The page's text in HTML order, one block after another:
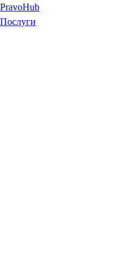
PravoHub
Послуги